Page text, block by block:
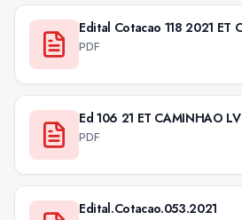
PDF
Ed 106 21 ET CAMINHAO LV
PDF
Edital.Cotacao.053.2021